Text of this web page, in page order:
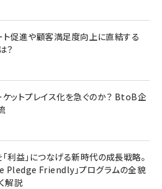
ト促進や顧客満足度向上に直結する
？
ットプレイス化を急ぐのか？ BtoB企
利益」につなげる新時代の成長戦略。
Friendly」プログラムの全貌
解説